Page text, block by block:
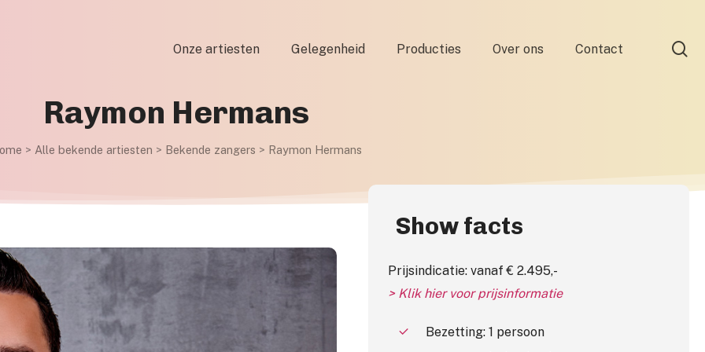
Onze artiesten Gelegenheid Producties Over ons Contact
Raymon Hermans
> Alle bekende artiesten > Bekende zangers > Raymon Hermans
Show facts
Prijsindicatie: vanaf € 2.495,-
> Klik hier voor prijsinformatie
Bezetting: 1 persoon